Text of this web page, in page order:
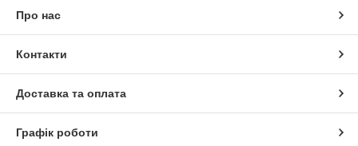
Про нас
Контакти
Доставка та оплата
Графік роботи